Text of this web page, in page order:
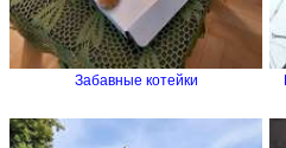
Забавные котейки